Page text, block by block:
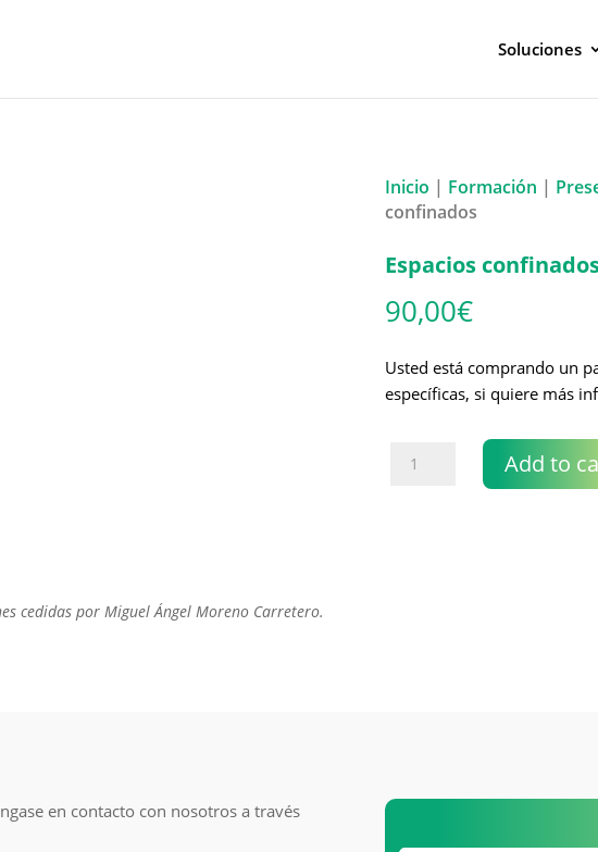
Soluciones
cedidas por Miguel Ángel Moreno Carretero.
Inicio | Formación |
confinados
Espacios
90,00€
Usted está comprando un
específicas, si quiere más
confinados
Add to
en contacto con nosotros a través